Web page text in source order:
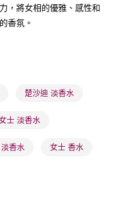
費
分配至SF順豐速運或京東
運費
費
，將女相的優雅、感性和
香氛。
楚沙迪 淡香水
士 淡香水
香水 女士 香水